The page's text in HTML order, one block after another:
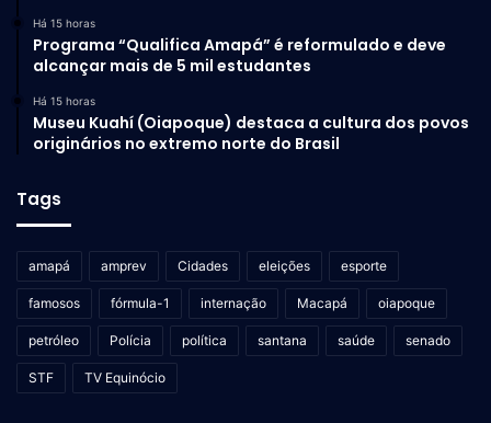
Há 15 horas
Programa “Qualifica Amapá” é reformulado e deve
alcançar mais de 5 mil estudantes
Há 15 horas
Museu Kuahí (Oiapoque) destaca a cultura dos povos
originários no extremo norte do Brasil
Tags
amapá amprev Cidades eleições esporte
famosos fórmula-1 internação Macapá oiapoque
petróleo Polícia política santana saúde senado
STF TV Equinócio